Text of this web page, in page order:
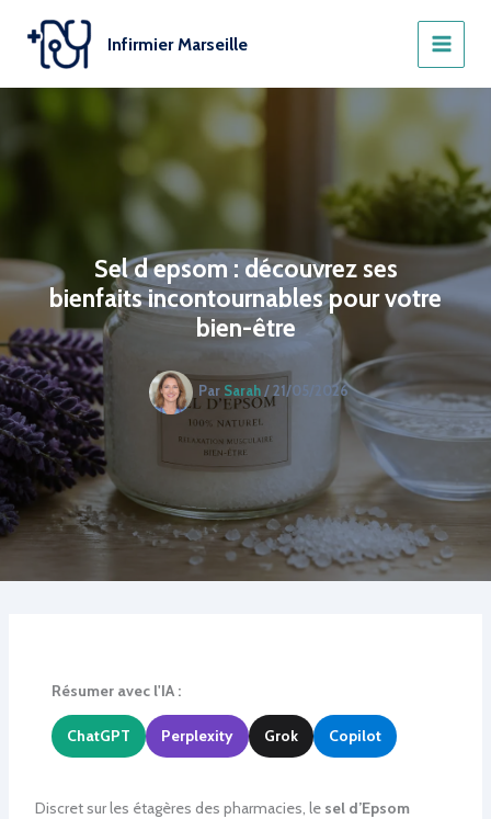
contenu
Infirmier Marseille
Sel d epsom : découvrez ses
bienfaits incontournables pour votre
bien-être
Par Sarah/21/05/2026
Résumer avec l'IA :
ChatGPT Perplexity Grok Copilot
Discret sur les étagères des pharmacies, le sel d’Epsom